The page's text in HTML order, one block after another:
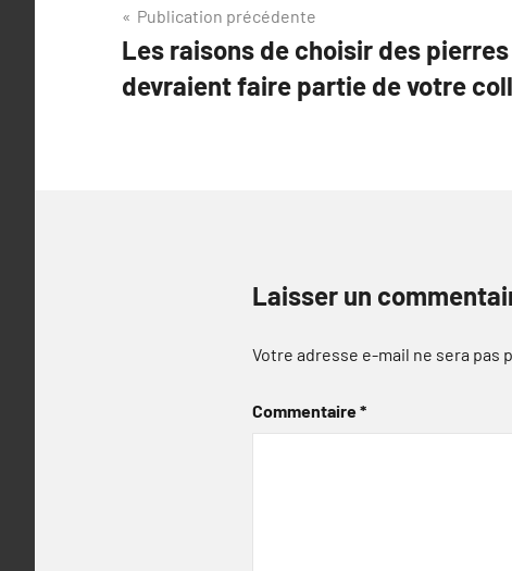
Navigation
de
l’article
Publication précédente
Les raisons de choisir des
devraient faire partie de votre
Laisser un
Votre adresse e-mail ne sera pas
Commentaire*